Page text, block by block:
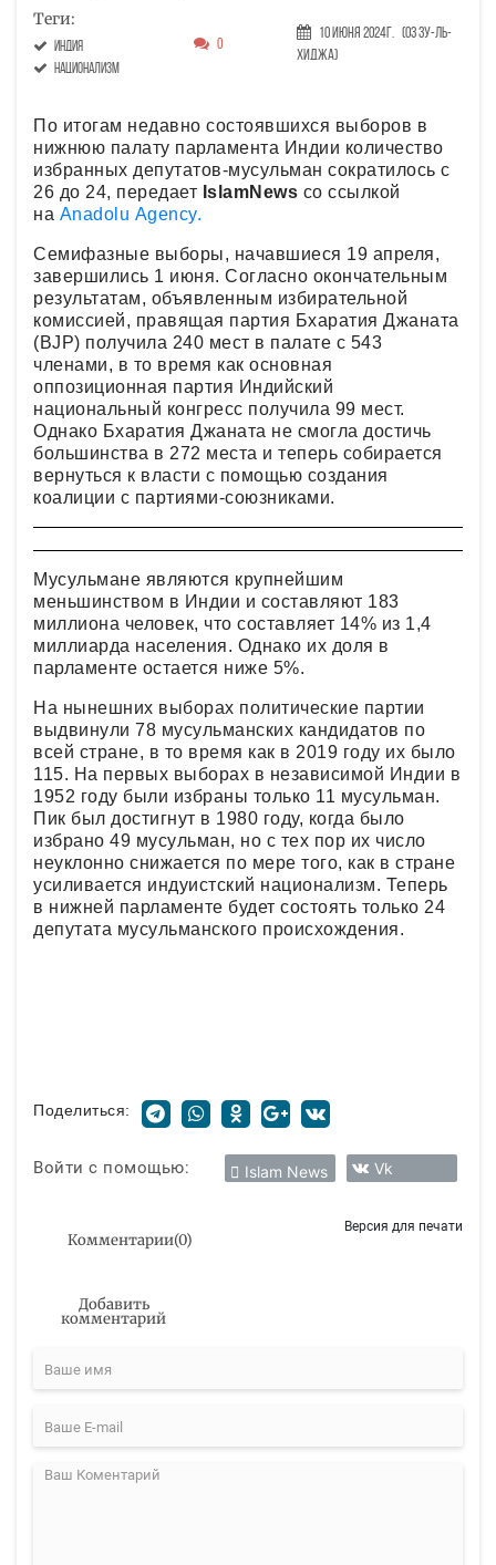
Теги:
Индия
национализм
0
10 Июня 2024г. (03 Зу-ль-
хиджа)
По итогам недавно состоявшихся выборов в
нижнюю палату парламента Индии количество
избранных депутатов-мусульман сократилось с
26 до 24, передает IslamNews со ссылкой
на Anadolu Agency.
Семифазные выборы, начавшиеся 19 апреля,
завершились 1 июня. Согласно окончательным
результатам, объявленным избирательной
комиссией, правящая партия Бхаратия Джаната
(BJP) получила 240 мест в палате с 543
членами, в то время как основная
оппозиционная партия Индийский
национальный конгресс получила 99 мест.
Однако Бхаратия Джаната не смогла достичь
большинства в 272 места и теперь собирается
вернуться к власти с помощью создания
коалиции с партиями-союзниками.
Мусульмане являются крупнейшим
меньшинством в Индии и составляют 183
миллиона человек, что составляет 14% из 1,4
миллиарда населения. Однако их доля в
парламенте остается ниже 5%.
На нынешних выборах политические партии
выдвинули 78 мусульманских кандидатов по
всей стране, в то время как в 2019 году их было
115. На первых выборах в независимой Индии в
1952 году были избраны только 11 мусульман.
Пик был достигнут в 1980 году, когда было
избрано 49 мусульман, но с тех пор их число
неуклонно снижается по мере того, как в стране
усиливается индуистский национализм. Теперь
в нижней парламенте будет состоять только 24
депутата мусульманского происхождения.
Поделиться:
Войти с помощью: Islam News Vk
Комментарии(0)
Версия для печати
Добавить
комментарий